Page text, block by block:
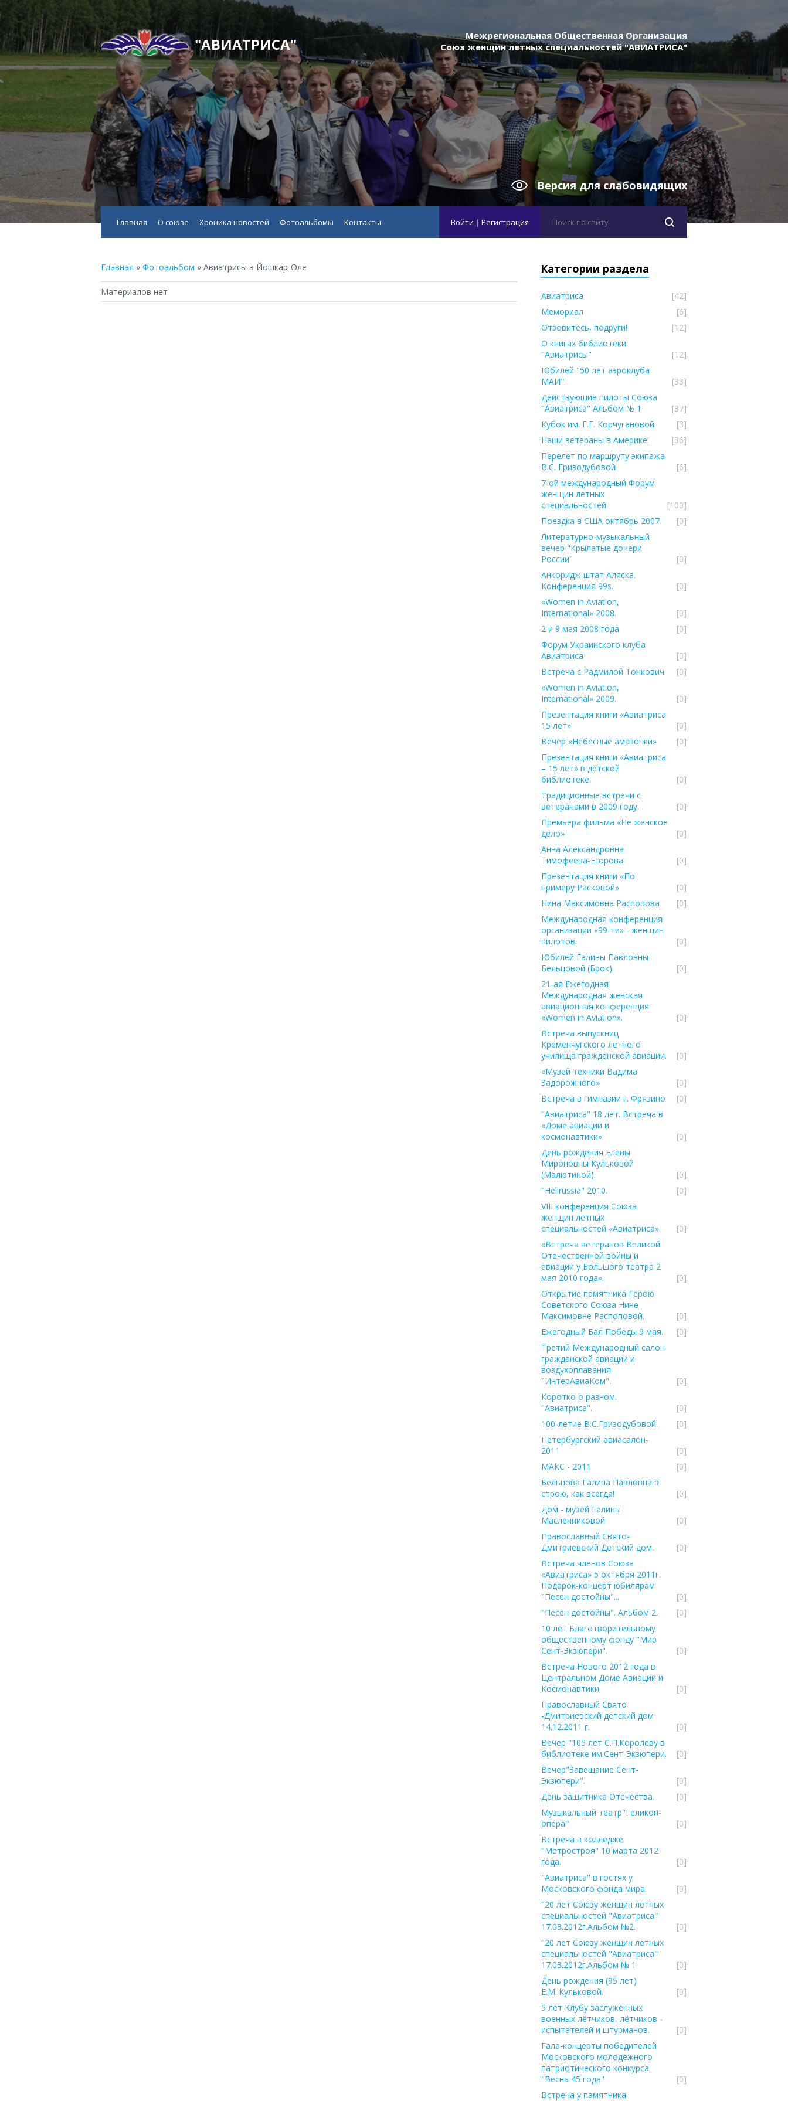
"АВИАТРИСА"
Межрегиональная Общественная Организация
Союз женщин летных специальностей "АВИАТРИСА"
Версия для слабовидящих
Войти | Регистрация
Главная О союзе Хроника новостей Фотоальбомы Контакты
Главная » Фотоальбом » Авиатрисы в Йошкар-Оле
Материалов нет
Категории раздела
Авиатриса
[42]
Мемориал
[6]
Отзовитесь, подруги!
[12]
О книгах библиотеки
"Авиатрисы"
[12]
Юбилей "50 лет аэроклуба
МАИ"
[33]
Действующие пилоты Союза
"Авиатриса" Альбом № 1
[37]
Кубок им. Г.Г. Корчугановой
[3]
Наши ветераны в Америке!
[36]
Перелет по маршруту экипажа
В.С. Гризодубовой
[6]
7-ой международный Форум
женщин летных
специальностей
[100]
Поездка в США октябрь 2007
[0]
Литературно-музыкальный
вечер "Крылатые дочери
России"
[0]
Анкоридж штат Аляска.
Конференция 99s.
[0]
«Women in Aviation,
International» 2008.
[0]
2 и 9 мая 2008 года
[0]
Форум Украинского клуба
Авиатриcа
[0]
Встреча с Радмилой Тонкович
[0]
«Women in Aviation,
International» 2009.
[0]
Презентация книги «Авиатриса
15 лет»
[0]
Вечер «Небесные амазонки»
[0]
Презентация книги «Авиатриса
– 15 лет» в детской
библиотеке.
[0]
Традиционные встречи с
ветеранами в 2009 году.
[0]
Премьера фильма «Не женское
дело»
[0]
Анна Александровна
Тимофеева-Егорова
[0]
Презентация книги «По
примеру Расковой»
[0]
Нина Максимовна Распопова
[0]
Международная конференция
организации «99-ти» - женщин
пилотов.
[0]
Юбилей Галины Павловны
Бельцовой (Брок)
[0]
21-ая Ежегодная
Международная женская
авиационная конференция
«Women in Aviation».
[0]
Встреча выпускниц
Кременчугского летного
училища гражданской авиации.
[0]
«Музей техники Вадима
Задорожного»
[0]
Встреча в гимназии г. Фрязино
[0]
"Авиатриса" 18 лет. Встреча в
«Доме авиации и
космонавтики»
[0]
День рождения Елены
Мироновны Кульковой
(Малютиной).
[0]
"Helirussia" 2010.
[0]
VIII конференция Союза
женщин лётных
специальностей «Авиатриса»
[0]
«Встреча ветеранов Великой
Отечественной войны и
авиации у Большого театра 2
мая 2010 года».
[0]
Открытие памятника Герою
Советского Союза Нине
Максимовне Распоповой.
[0]
Ежегодный Бал Победы 9 мая.
[0]
Третий Международный салон
гражданской авиации и
воздухоплавания
"ИнтерАвиаКом".
[0]
Коротко о разном.
"Авиатриса".
[0]
100-летие В.С.Гризодубовой.
[0]
Петербургский авиасалон-
2011
[0]
МАКС - 2011
[0]
Бельцова Галина Павловна в
строю, как всегда!
[0]
Дом - музей Галины
Масленниковой
[0]
Православный Свято-
Дмитриевский Детский дом.
[0]
Встреча членов Союза
«Авиатриса» 5 октября 2011г.
Подарок-концерт юбилярам
"Песен достойны"...
[0]
"Песен достойны". Альбом 2.
[0]
10 лет Благотворительному
общественному фонду "Мир
Сент-Экзюпери".
[0]
Встреча Нового 2012 года в
Центральном Доме Авиации и
Космонавтики.
[0]
Православный Свято
-Дмитриевский детский дом
14.12.2011 г.
[0]
Вечер "105 лет С.П.Королёву в
библиотеке им.Сент-Экзюпери.
[0]
Вечер"Завещание Сент-
Экзюпери".
[0]
День защитника Отечества.
[0]
Музыкальный театр"Геликон-
опера"
[0]
Встреча в колледже
"Метростроя" 10 марта 2012
года.
[0]
"Авиатриса" в гостях у
Московского фонда мира.
[0]
"20 лет Союзу женщин лётных
специальностей "Авиатриса"
17.03.2012г.Альбом №2.
[0]
"20 лет Союзу женщин лётных
специальностей "Авиатриса"
17.03.2012г.Альбом № 1
[0]
День рождения (95 лет)
Е.М..Кульковой.
[0]
5 лет Клубу заслуженных
военных лётчиков, лётчиков -
испытателей и штурманов.
[0]
Гала-концерты победителей
Московского молодёжного
патриотического конкурса
"Весна 45 года"
[0]
Встреча у памятника